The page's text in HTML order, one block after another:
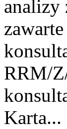
analizy
RRM/
Karta...